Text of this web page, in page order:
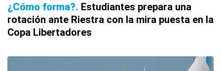
¿Cómo forma? Estudiantes prepara una
rotación ante Riestra con la mira puesta en la
Copa Libertadores